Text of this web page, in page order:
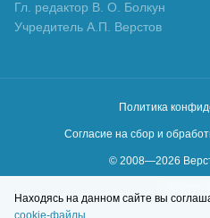
Гл. редактор В. О. Болкун
Учредитель А.П. Верстов
Политика
Согласие на сбор и
© 2008—2026
Находясь на данном сайте вы
cookie-файлы